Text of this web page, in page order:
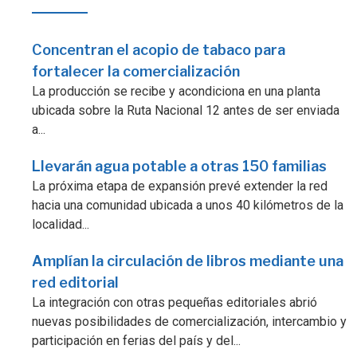
Concentran el acopio de tabaco para
fortalecer la comercialización
La producción se recibe y acondiciona en una planta
ubicada sobre la Ruta Nacional 12 antes de ser enviada
a...
Llevarán agua potable a otras 150 familias
La próxima etapa de expansión prevé extender la red
hacia una comunidad ubicada a unos 40 kilómetros de la
localidad...
Amplían la circulación de libros mediante una
red editorial
La integración con otras pequeñas editoriales abrió
nuevas posibilidades de comercialización, intercambio y
participación en ferias del país y del...